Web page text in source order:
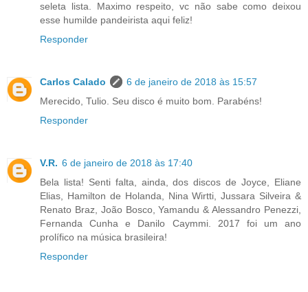
seleta lista. Maximo respeito, vc não sabe como deixou
esse humilde pandeirista aqui feliz!
Responder
Carlos Calado
6 de janeiro de 2018 às 15:57
Merecido, Tulio. Seu disco é muito bom. Parabéns!
Responder
V.R. 6 de janeiro de 2018 às 17:40
Bela lista! Senti falta, ainda, dos discos de Joyce, Eliane
Elias, Hamilton de Holanda, Nina Wirtti, Jussara Silveira &
Renato Braz, João Bosco, Yamandu & Alessandro Penezzi,
Fernanda Cunha e Danilo Caymmi. 2017 foi um ano
prolífico na música brasileira!
Responder